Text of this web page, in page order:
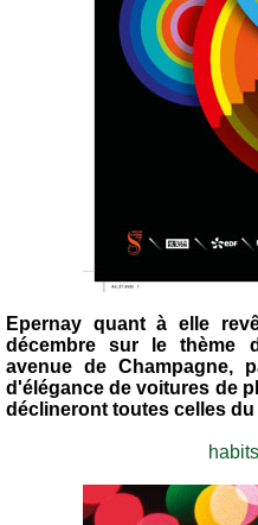
Epernay quant à elle
décembre sur le thème
avenue de Champagne,
d'élégance de voitures de
déclineront toutes celles du